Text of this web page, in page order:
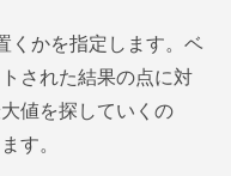
くかを指定します。ベ
された結果の点に対
値を探していくの
す。